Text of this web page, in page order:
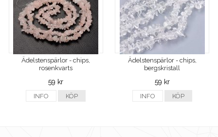
Ädelstenspärlor - chips,
rosenkvarts
59 kr
INFO KÖP
Ädelstenspärlor - chips,
bergskristall
59 kr
INFO KÖP